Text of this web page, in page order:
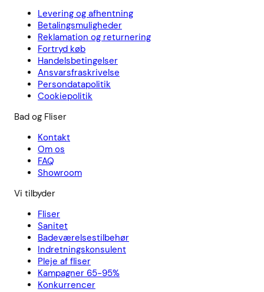
Levering og afhentning
Betalingsmuligheder
Reklamation og returnering
Fortryd køb
Handelsbetingelser
Ansvarsfraskrivelse
Persondatapolitik
Cookiepolitik
Bad og Fliser
Kontakt
Om os
FAQ
Showroom
Vi tilbyder
Fliser
Sanitet
Badeværelsestilbehør
Indretningskonsulent
Pleje af fliser
Kampagner 65-95%
Konkurrencer